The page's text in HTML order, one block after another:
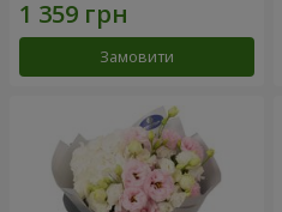
Замовити